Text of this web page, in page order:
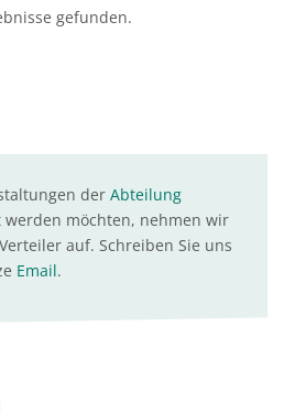
gefunden.
der Abteilung
möchten, nehmen wir
auf. Schreiben Sie uns
Email.